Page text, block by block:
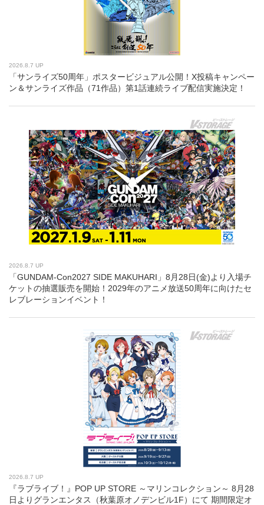
2026.8.7 UP
「サンライズ50周年」ポスタービジュアル公開！X投稿キャンペー
ン＆サンライズ作品（71作品）第1話連続ライブ配信実施決定！
2026.8.7 UP
「GUNDAM-Con2027 SIDE MAKUHARI」8月28日(金)より入場チ
ケットの抽選販売を開始！2029年のアニメ放送50周年に向けたセ
レブレーションイベント！
2026.8.7 UP
『ラブライブ！』POP UP STORE ～マリンコレクション～ 8月28
日よりグランエンタス（秋葉原オノデンビル1F）にて 期間限定オ